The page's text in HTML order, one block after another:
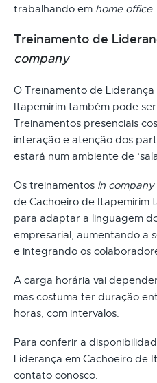
trabalhando em home office.
Treinamento de
company
O Treinamento de
Itapemirim também pode
Treinamentos presenciais
interação e atenção dos
estará num ambiente de
Os treinamentos in company
de Cachoeiro de Itapemirim
para adaptar a linguagem
empresarial, aumentando a
e integrando os
A carga horária vai
mas costuma ter duração
horas, com intervalos.
Para conferir a
Liderança em Cachoeiro de
contato conosco.